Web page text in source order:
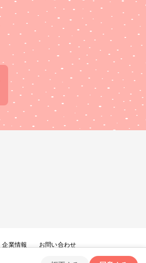
企業情報 お問い合わせ